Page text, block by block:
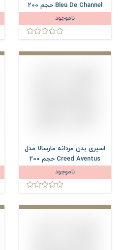
Bleu De Channel حجم 200
میلی لیتر
ناموجود
اسپری بدن مردانه مارسالا مدل
Creed Aventus حجم 200
میلی لیتر
ناموجود